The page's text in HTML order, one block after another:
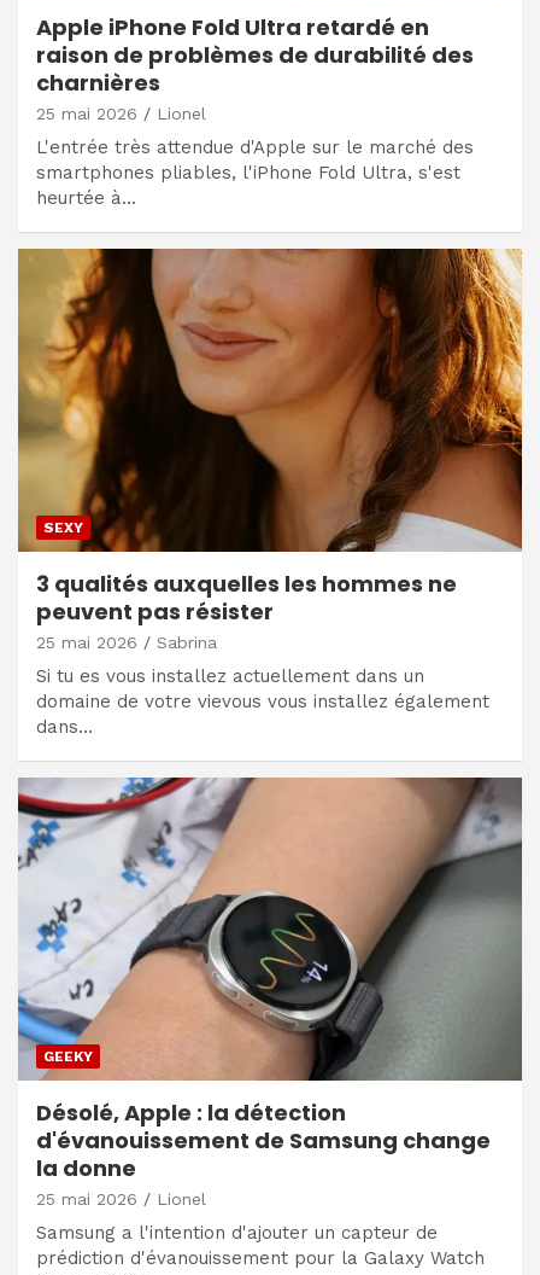
Apple iPhone Fold Ultra retardé en
raison de problèmes de durabilité des
charnières
25 mai 2026 Lionel
L'entrée très attendue d'Apple sur le marché des
smartphones pliables, l'iPhone Fold Ultra, s'est
heurtée à…
SEXY
3 qualités auxquelles les hommes ne
peuvent pas résister
25 mai 2026 Sabrina
Si tu es vous installez actuellement dans un
domaine de votre vievous vous installez également
dans…
GEEKY
Désolé, Apple : la détection
d'évanouissement de Samsung change
la donne
25 mai 2026 Lionel
Samsung a l'intention d'ajouter un capteur de
prédiction d'évanouissement pour la Galaxy Watch